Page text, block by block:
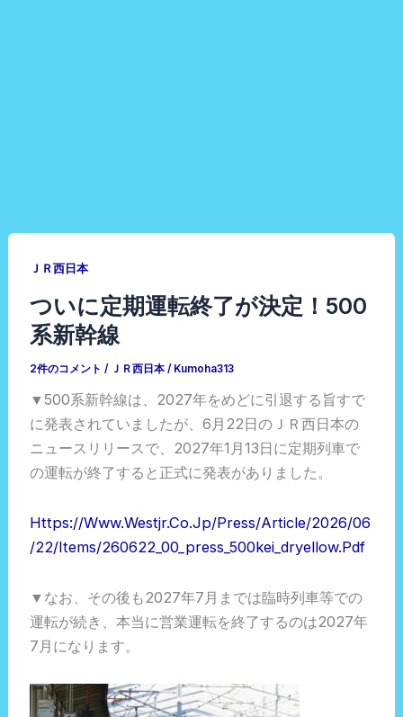
ＪＲ西日本
ついに定期運転終了が決定！500
系新幹線
2件のコメント / ＪＲ西日本 / Kumoha313
▼500系新幹線は、2027年をめどに引退する旨すで
に発表されていましたが、6月22日のＪＲ西日本の
ニュースリリースで、2027年1月13日に定期列車で
の運転が終了すると正式に発表がありました。
Https://www.westjr.co.jp/press/article/2026/06
/22/items/260622_00_press_500kei_dryellow.pdf
▼なお、その後も2027年7月までは臨時列車等での
運転が続き、本当に営業運転を終了するのは2027年
7月になります。